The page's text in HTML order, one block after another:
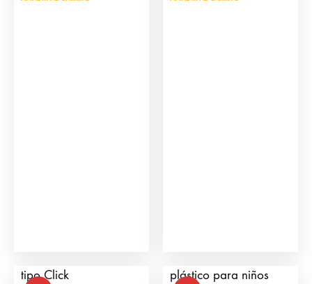
tipo Click
plástico para niños